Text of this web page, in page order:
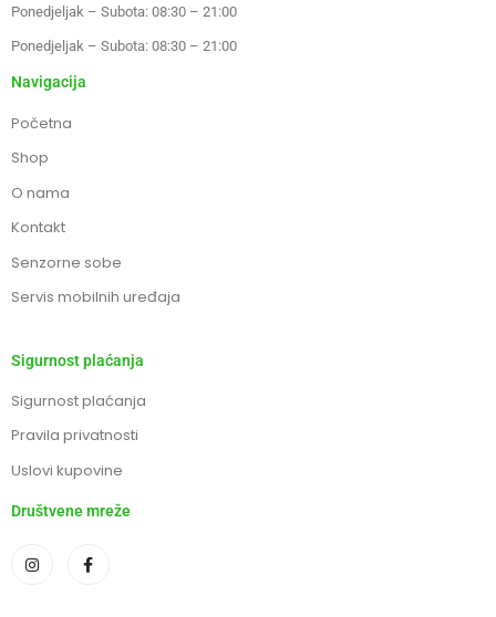
Ponedjeljak – Subota: 08:30 – 21:00
Ponedjeljak – Subota: 08:30 – 21:00
Navigacija
Početna
Shop
O nama
Kontakt
Senzorne sobe
Servis mobilnih uređaja
Sigurnost plaćanja
Sigurnost plaćanja
Pravila privatnosti
Uslovi kupovine
Društvene mreže